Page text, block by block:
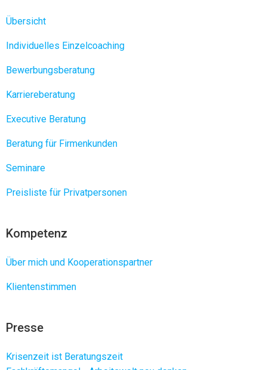
Übersicht
Individuelles Einzelcoaching
Bewerbungsberatung
Karriereberatung
Executive Beratung
Beratung für Firmenkunden
Seminare
Preisliste für Privatpersonen
Kompetenz
Über mich und Kooperationspartner
Klientenstimmen
Presse
Krisenzeit ist Beratungszeit